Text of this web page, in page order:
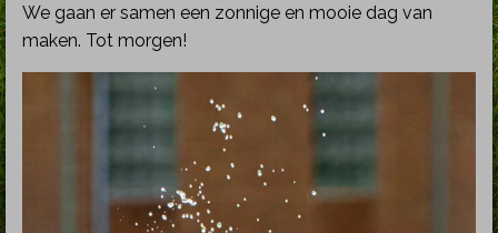
We gaan er samen een zonnige en mooie dag van
maken. Tot morgen!